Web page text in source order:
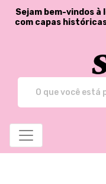
Sejam bem-vindos à
com capas